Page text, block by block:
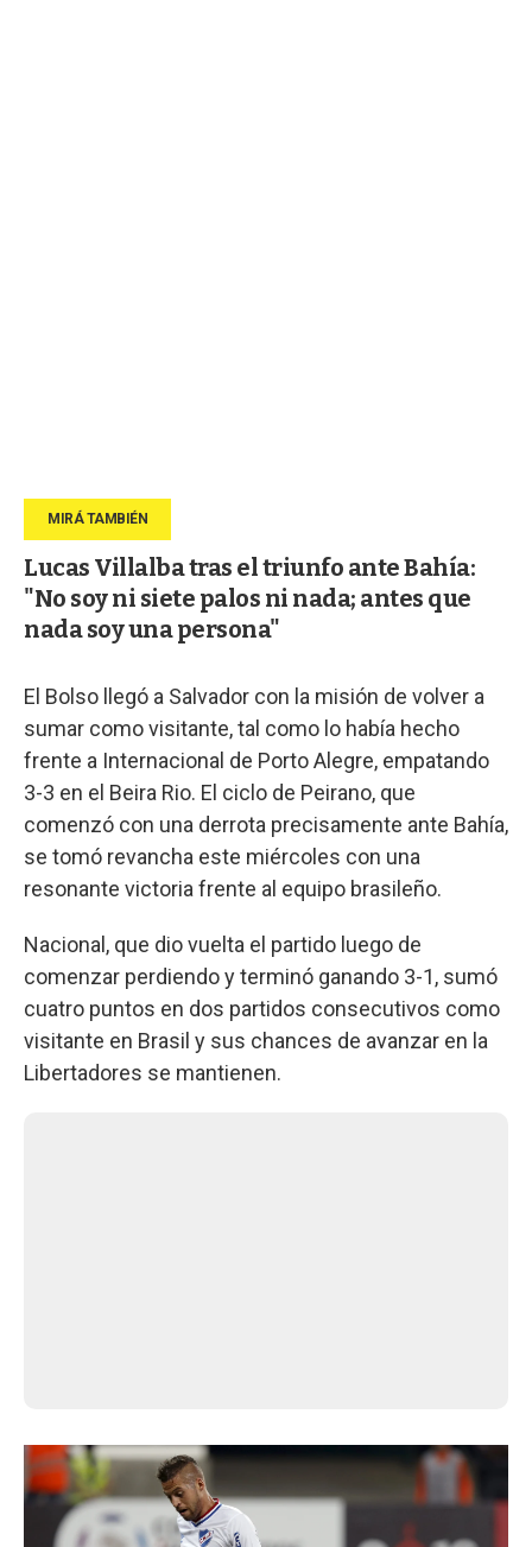
Lucas Villalba tras el triunfo ante Bahía:
"No soy ni siete palos ni nada; antes que
nada soy una persona"
El Bolso llegó a Salvador con la misión de volver a
sumar como visitante, tal como lo había hecho
frente a Internacional de Porto Alegre, empatando
3-3 en el Beira Rio. El ciclo de Peirano, que
comenzó con una derrota precisamente ante Bahía,
se tomó revancha este miércoles con una
resonante victoria frente al equipo brasileño.
Nacional, que dio vuelta el partido luego de
comenzar perdiendo y terminó ganando 3-1, sumó
cuatro puntos en dos partidos consecutivos como
visitante en Brasil y sus chances de avanzar en la
Libertadores se mantienen.